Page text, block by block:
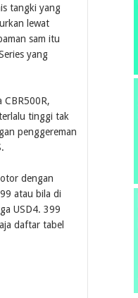
tangki yang
lewat
sam itu
yang
CBR500R,
tinggi tak
penggereman
dengan
atau bila di
USD4. 399
daftar tabel